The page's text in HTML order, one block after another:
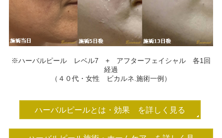
※ハーバルピール レベル7 + アフターフェイシャル 各1回
経過
（４０代・女性 ビカルネ.施術一例）
ハーバルピールとは・効果 を詳しく見る